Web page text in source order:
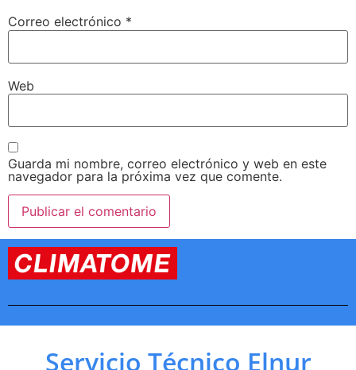
Correo electrónico *
Web
Guarda mi nombre, correo electrónico y web en este
navegador para la próxima vez que comente.
Servicio Técnico Elnur